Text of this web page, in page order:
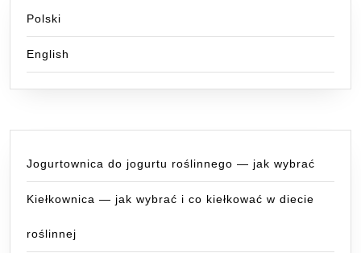
Polski
English
Jogurtownica do jogurtu roślinnego — jak wybrać
Kiełkownica — jak wybrać i co kiełkować w diecie
roślinnej